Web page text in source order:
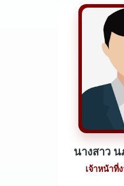
นางสาว
เจ้าหน้าที่